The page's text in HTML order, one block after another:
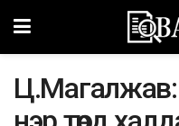
Ц.Магалжав: